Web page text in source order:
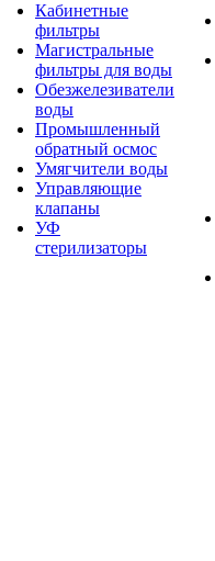
Кабинетные
фильтры
Магистральные
фильтры для воды
Обезжелезиватели
воды
Промышленный
обратный осмос
Умягчители воды
Управляющие
клапаны
УФ
стерилизаторы